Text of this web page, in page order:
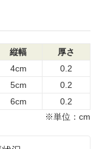
縦幅
厚さ
4cm
0.2
5cm
0.2
6cm
0.2
※単位：cm